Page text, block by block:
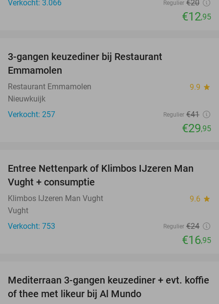
Verkocht: 3.066
Regulier €20
€12,95
3-gangen keuzediner bij Restaurant
Emmamolen
Restaurant Emmamolen 9.9 star
Nieuwkuijk
Verkocht: 257
Regulier €41
€29,95
29%
Entree Nettenpark of Klimbos IJzeren Man
Vught + consumptie
Klimbos IJzeren Man Vught 9.6 star
Vught
Verkocht: 753
Regulier €24
€16,95
27%
Mediterraan 3-gangen keuzediner + evt. koffie
of thee met likeur bij Al Mundo